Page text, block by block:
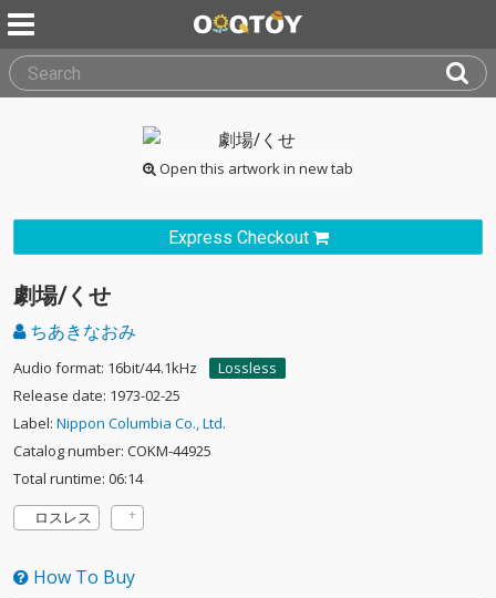
Open this artwork in new tab
Express Checkout
劇場/くせ
ちあきなおみ
Audio format: 16bit/44.1kHz
Lossless
Release date: 1973-02-25
Label: Nippon Columbia Co., Ltd.
Catalog number: COKM-44925
Total runtime: 06:14
ロスレス
How To Buy